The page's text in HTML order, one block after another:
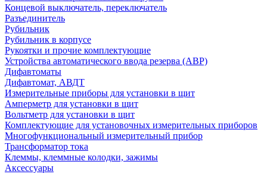
Концевой выключатель, переключатель
Разъединитель
Рубильник
Рубильник в корпусе
Рукоятки и прочие комплектующие
Устройства автоматического ввода резерва (АВР)
Дифавтоматы
Дифавтомат, АВДТ
Измерительные приборы для установки в щит
Амперметр для установки в щит
Вольтметр для установки в щит
Комплектующие для установочных измерительных приборов
Многофункциональный измерительный прибор
Трансформатор тока
Клеммы, клеммные колодки, зажимы
Аксессуары